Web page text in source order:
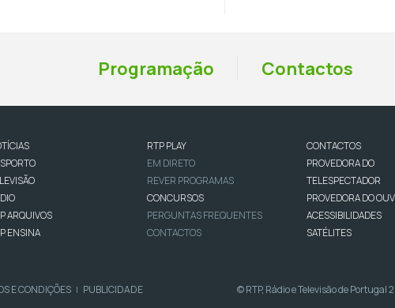
Programação Contactos
ARQUIVOS
ENSINA
RTP PLAY
EM DIRETO
REVER PROGRAMAS
CONCURSOS
PERGUNTAS FREQUENTES
CONTACTOS
CONTACTOS
PROVEDORA DO
TELESPECTADOR
PROVEDORA DO
ACESSIBILIDADES
SATÉLITES
E CONDIÇÕES | PUBLICIDADE © RTP, Rádio e Televisão de Portugal